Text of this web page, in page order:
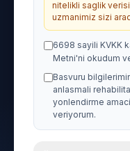
nitelikli saglik
uzmanimiz sizi
6698 sayili KVKK
Metni'ni okudum
Basvuru
anlasmali
yonlendirme
veriyorum.